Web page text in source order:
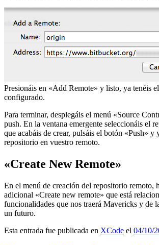
Presionáis en «Add Remote» y listo, ya tenéis
configurado.
Para terminar, desplegáis el menú «Source
push. En la ventana emergente seleccionáis el
que acabáis de crear, pulsáis el botón «Push» y
repositorio en vuestro remoto.
«Create New Remote»
En el menú de creación del repositorio remoto,
adicional «Create new remote» que está
funcionalidades que nos traerá Mavericks y de
un futuro.
Esta entrada fue publicada en XCode el 04/10/